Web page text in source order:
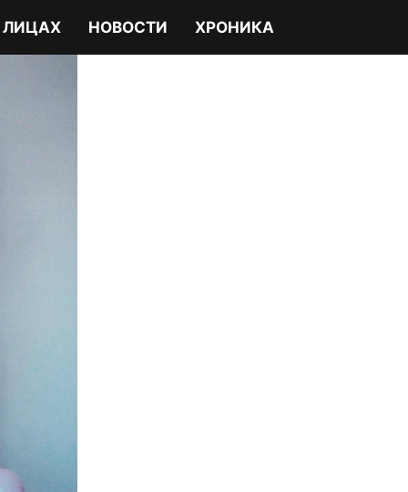
ЛИЦАХ НОВОСТИ ХРОНИКА